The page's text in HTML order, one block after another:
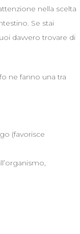
nella scelta
Se stai
davvero trovare di
ne fanno una tra
(favorisce